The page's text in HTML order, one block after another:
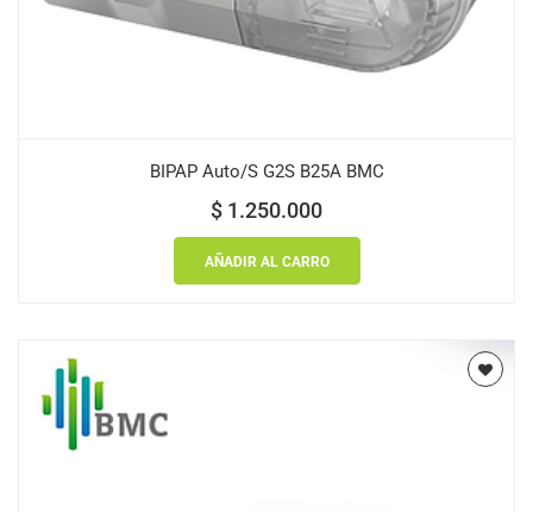
BIPAP Auto/S G2S B25A BMC
$ 1.250.000
AÑADIR AL CARRO